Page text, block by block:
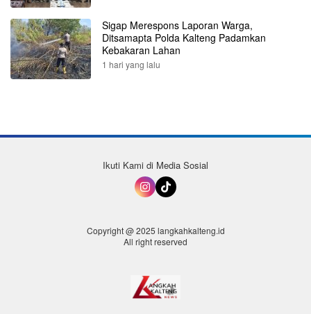
Sigap Merespons Laporan Warga,
Ditsamapta Polda Kalteng Padamkan
Kebakaran Lahan
1 hari yang lalu
Ikuti Kami di Media Sosial
Copyright @ 2025 langkahkalteng.id
All right reserved